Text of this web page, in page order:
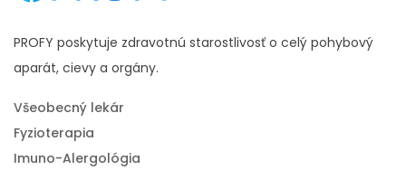
PROFY poskytuje zdravotnú starostlivosť o celý pohybový
aparát, cievy a orgány.
Všeobecný lekár
Fyzioterapia
Imuno-Alergológia